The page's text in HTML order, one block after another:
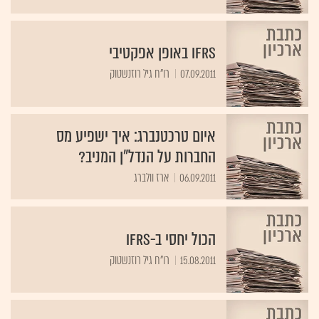
IFRS באופן אפקטיבי
07.09.2011 רו"ח גיל רוזנשטוק
איום טרכטנברג: איך ישפיע מס
החברות על הנדל"ן המניב?
06.09.2011 ארז וולברג
הכול יחסי ב-IFRS
15.08.2011 רו"ח גיל רוזנשטוק